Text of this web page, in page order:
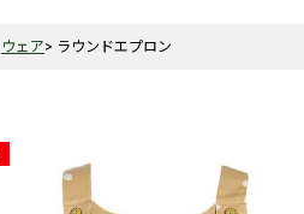
ウェア ラウンドエプロン